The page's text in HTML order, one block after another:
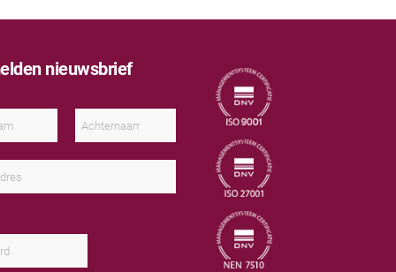
nieuwsbrief
c
m